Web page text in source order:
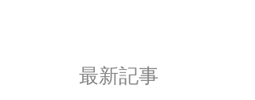
最新記事